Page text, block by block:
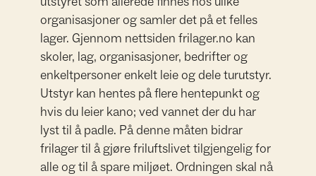
organisasjoner og samler det på et felles
lager. Gjennom nettsiden frilager.no kan
skoler, lag, organisasjoner, bedrifter og
enkeltpersoner enkelt leie og dele turutstyr.
Utstyr kan hentes på flere hentepunkt og
hvis du leier kano; ved vannet der du har
lyst til å padle. På denne måten bidrar
frilager til å gjøre friluftslivet tilgjengelig for
alle og til å spare miljøet. Ordningen skal nå